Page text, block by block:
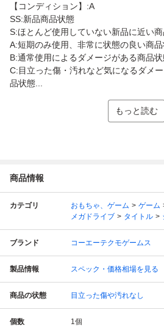
【コンディション】:A
SS:新品商品状態
S:ほとんど使用していない新品に近い
A:短期のみ使用、非常に状態の良い商
B:通常使用によるダメージがある商品
C:目立った傷・汚れなど気になるダメ
品状態...
もっと読む
商品情報
カテゴリ おもちゃ、ゲーム ゲーム
メガドライブ
タイトル
ブランド コーエーテクモゲームス
製品情報 スペック・価格相場を見る
商品の状態 目立った傷や汚れなし
個数 1個